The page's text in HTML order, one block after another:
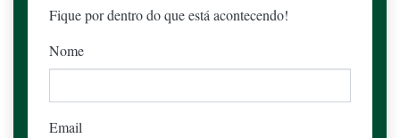
Fique por dentro do que está acontecendo!
Nome
Email